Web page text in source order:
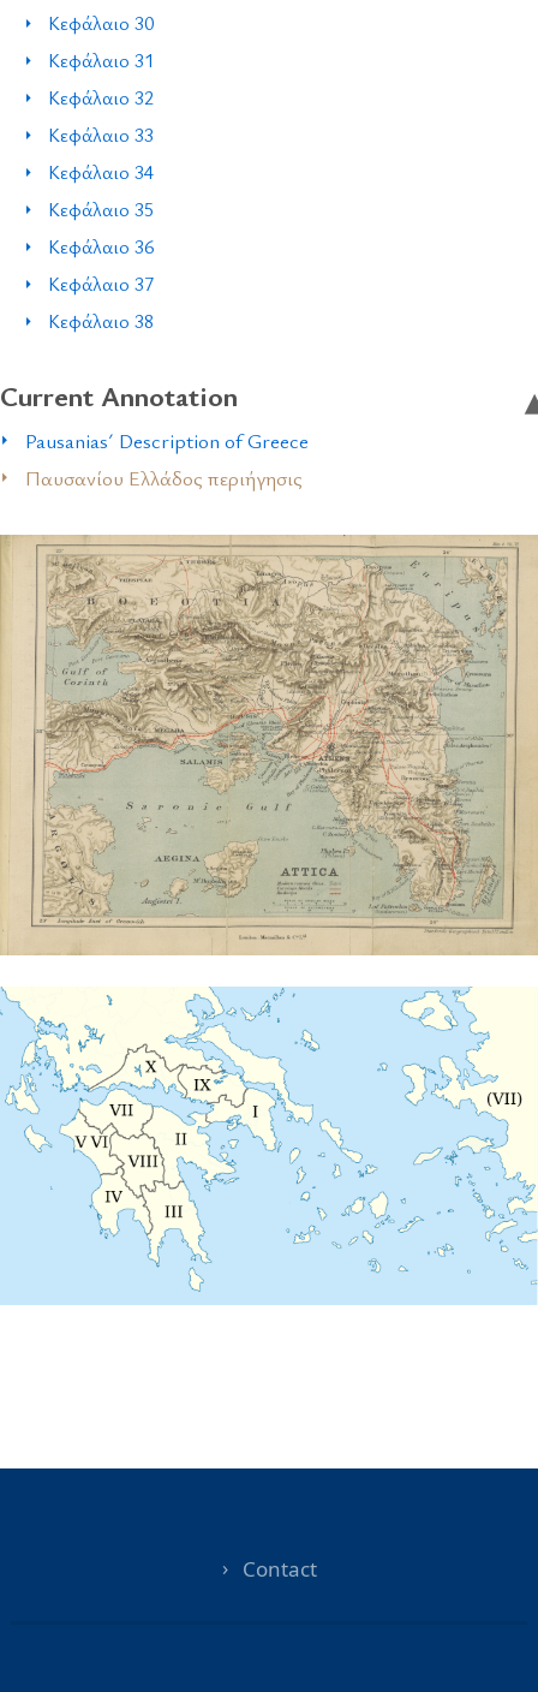
Κεφάλαιο 30
Κεφάλαιο 31
Κεφάλαιο 32
Κεφάλαιο 33
Κεφάλαιο 34
Κεφάλαιο 35
Κεφάλαιο 36
Κεφάλαιο 37
Κεφάλαιο 38
Current Annotation
Pausanias´ Description of Greece
Παυσανίου Ελλάδος περιήγησις
Contact